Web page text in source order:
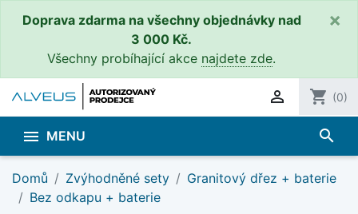
Doprava zdarma na všechny objednávky nad
3 000 Kč.
Všechny probíhající akce najdete zde.
×
 shopping_cart (0)
 MENU search
Domů Zvýhodněné sety
Granitový dřez + baterie
Bez odkapu + baterie